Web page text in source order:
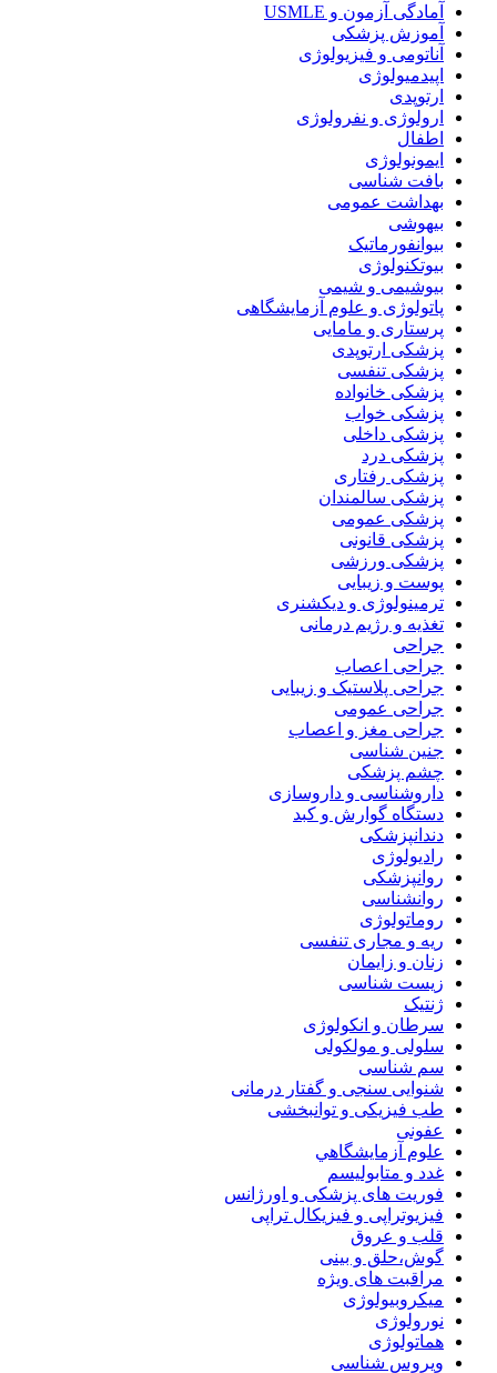
آمادگی آزمون و USMLE
آموزش پزشکی
آناتومی و فیزیولوژی
اپیدمیولوژی
ارتوپدی
ارولوژی و نفرولوژی
اطفال
ایمونولوژی
بافت شناسی
بهداشت عمومی
بیهوشی
بیوانفورماتیک
بیوتکنولوژی
بیوشیمی و شیمی
پاتولوژی و علوم آزمایشگاهی
پرستاری و مامایی
پزشکی ارتوپدی
پزشکی تنفسی
پزشکی خانواده
پزشکی خواب
پزشکی داخلی
پزشکی درد
پزشکی رفتاری
پزشکی سالمندان
پزشکی عمومی
پزشکی قانونی
پزشکی ورزشی
پوست و زیبایی
ترمینولوژی و دیکشنری
تغذیه و رژیم درمانی
جراحی
جراحی اعصاب
جراحی پلاستیک و زیبایی
جراحی عمومی
جراحی مغز و اعصاب
جنین شناسی
چشم پزشکی
داروشناسی و داروسازی
دستگاه گوارش و کبد
دندانپزشکی
رادیولوژی
روانپزشکی
روانشناسی
روماتولوژی
ریه و مجاری تنفسی
زنان و زایمان
زیست شناسی
ژنتیک
سرطان و انکولوژی
سلولی و مولکولی
سم شناسی
شنوایی سنجی و گفتار درمانی
طب فیزیکی و توانبخشی
عفونی
علوم آزمايشگاهي
غدد و متابولیسم
فوریت های پزشکی و اورژانس
فیزیوتراپی و فیزیکال تراپی
قلب و عروق
گوش،حلق و بینی
مراقبت های ویژه
میکروبیولوژی
نورولوژی
هماتولوژی
ویروس شناسی